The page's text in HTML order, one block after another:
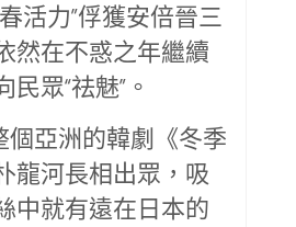
活力”俘獲安倍晉三
然在不惑之年繼續
眾“祛魅”。
個亞洲的韓劇《冬季
龍河長相出眾，吸
中就有遠在日本的